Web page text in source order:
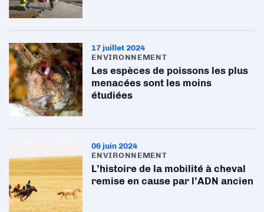
17 juillet 2024
ENVIRONNEMENT
Les espèces de poissons les plus
menacées sont les moins
étudiées
06 juin 2024
ENVIRONNEMENT
L’histoire de la mobilité à cheval
remise en cause par l’ADN ancien